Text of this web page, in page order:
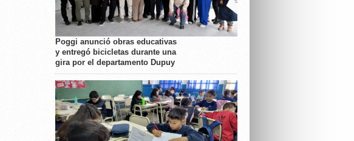
Poggi anunció obras educativas
y entregó bicicletas durante una
gira por el departamento Dupuy